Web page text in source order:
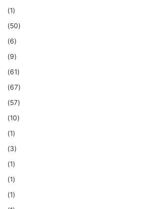
(1)
(50)
(6)
(9)
(61)
(67)
(57)
(10)
(1)
(3)
(1)
(1)
(1)